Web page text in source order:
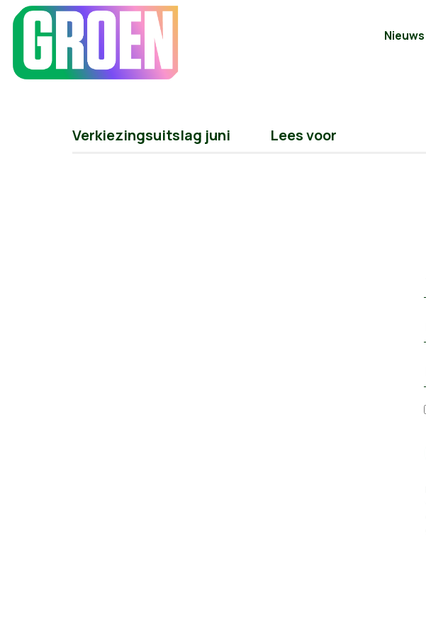
Nieuws
Verkiezingsuitslag juni Lees voor